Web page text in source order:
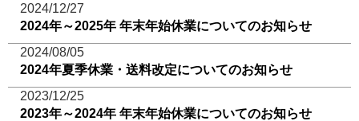
2024/12/27
2024年～2025年 年末年始休業についてのお知らせ
2024/08/05
2024年夏季休業・送料改定についてのお知らせ
2023/12/25
2023年～2024年 年末年始休業についてのお知らせ